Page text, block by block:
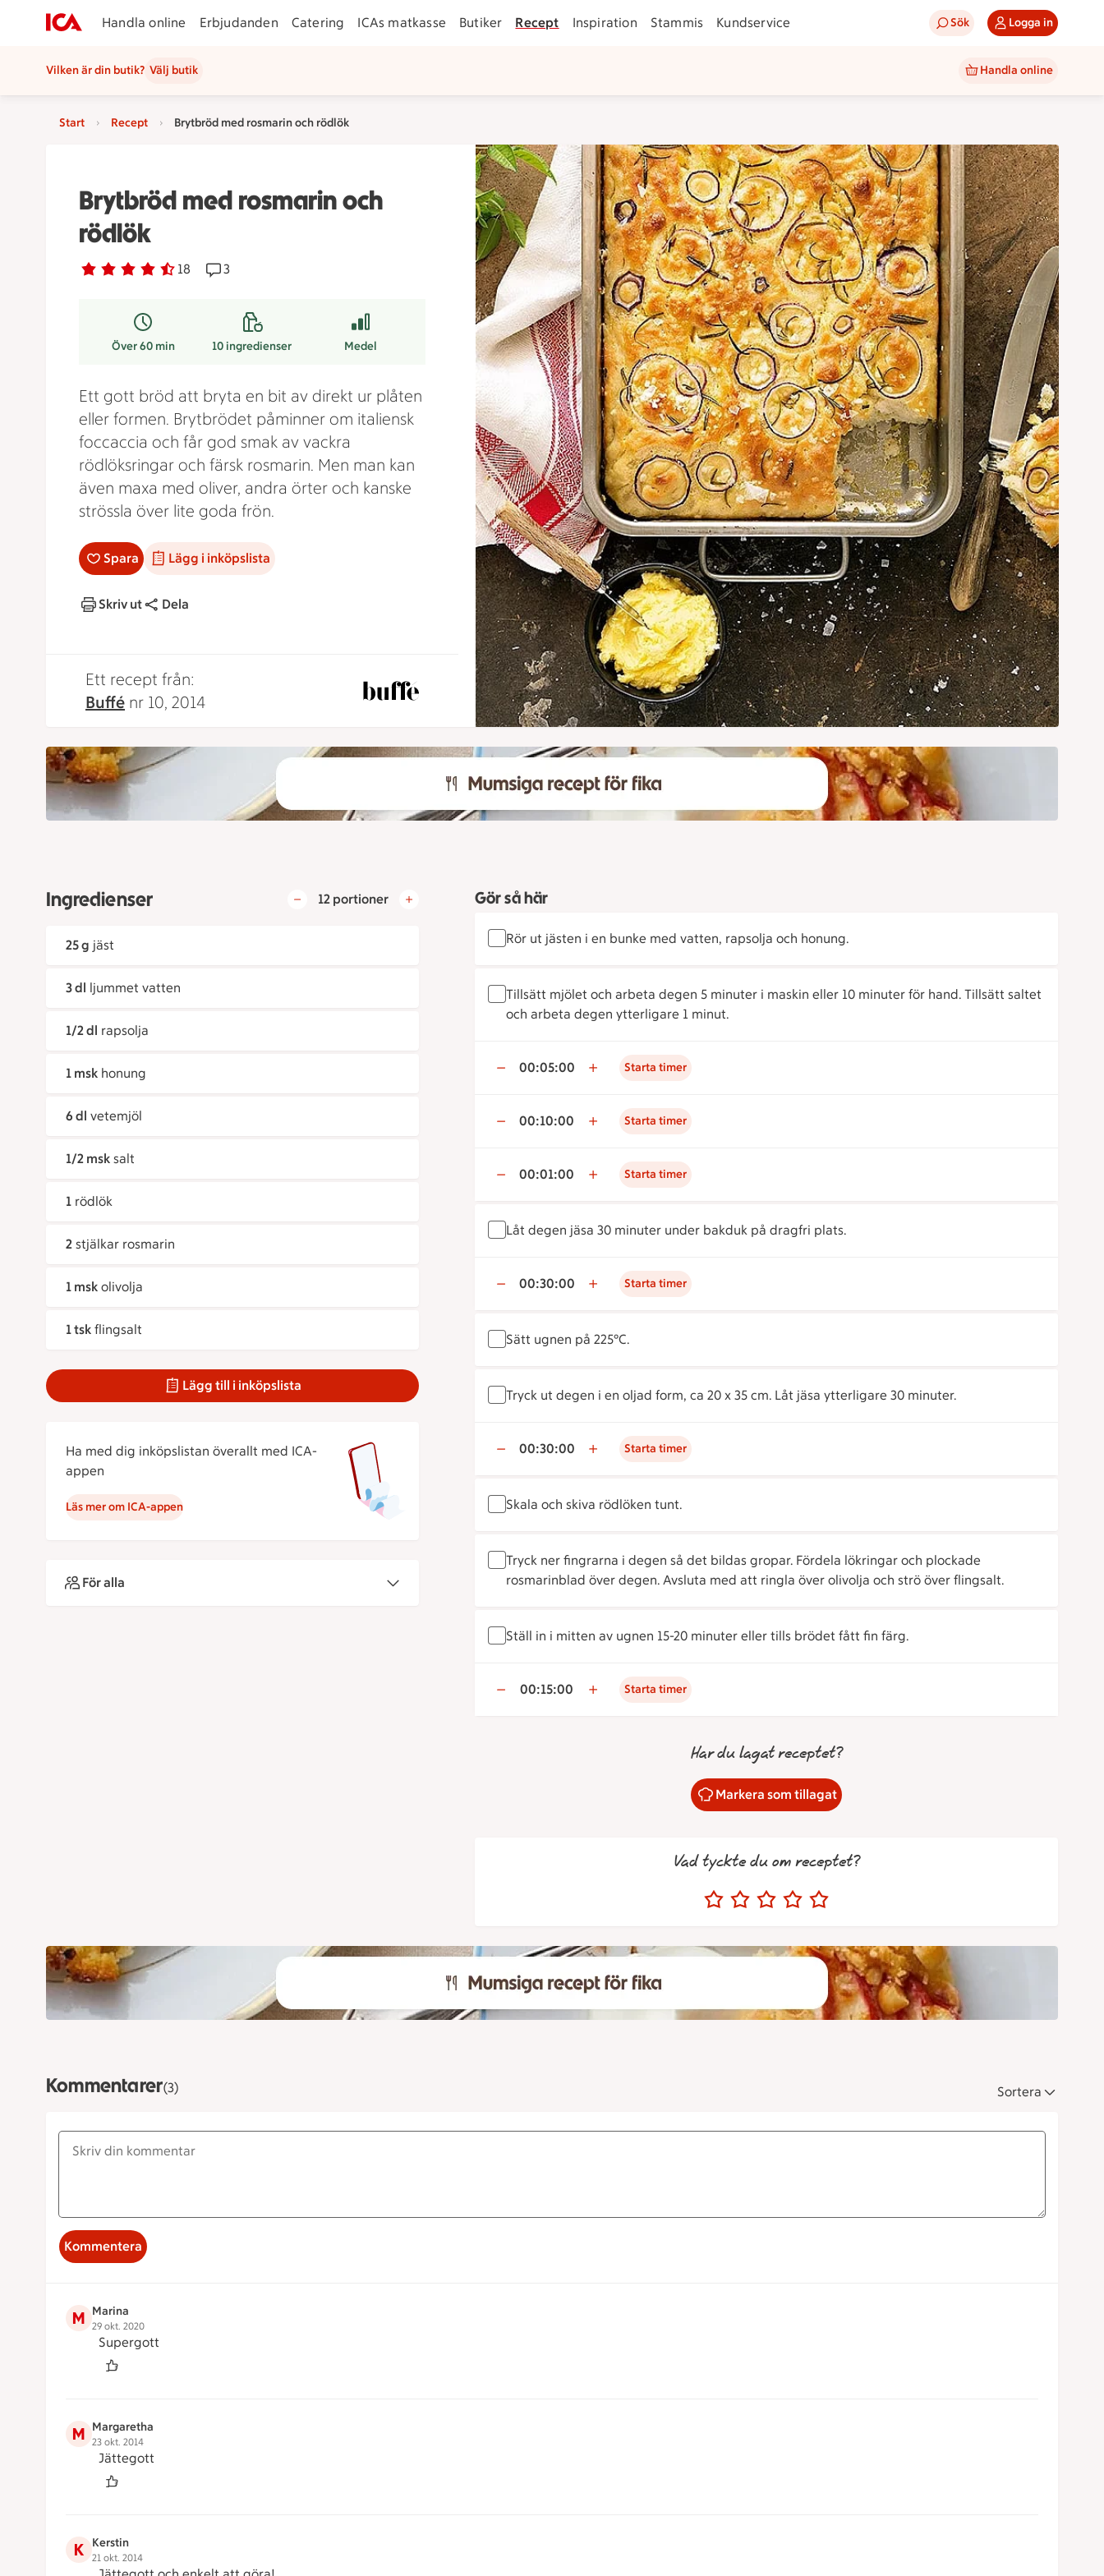
Handla online Erbjudanden Catering ICAs matkasse Butiker Recept Inspiration Stammis Kundservice Sök Logga in
Vilken är din butik? Välj butik Handla online
Start Recept Brytbröd med rosmarin och rödlök
Brytbröd med rosmarin och
rödlök
Betyg 4.3 av 5. 18
18 personer har röstatReceptet har 3 kommentarer
3
Över 60 min 10ingredienser Medel
Ett gott bröd att bryta en bit av direkt ur plåten
eller formen. Brytbrödet påminner om italiensk
foccaccia och får god smak av vackra
rödlöksringar och färsk rosmarin. Men man kan
även maxa med oliver, andra örter och kanske
strössla över lite goda frön.
Spara Lägg i inköpslista
Skriv ut Dela
Ett recept från:
Buffé nr 10, 2014
Ingredienser 12 portioner
25 g jäst
3 dl ljummet vatten
1/2 dl rapsolja
1 msk honung
6 dl vetemjöl
1/2 msk salt
1 rödlök
2 stjälkar rosmarin
1 msk olivolja
1 tsk flingsalt
Lägg till i inköpslista
Ha med dig inköpslistan överallt med ICA-
appen
Läs mer om ICA-appen
För alla
Gör så här
Rör ut jästen i en bunke med vatten, rapsolja och honung.
Tillsätt mjölet och arbeta degen 5 minuter i maskin eller 10 minuter för hand. Tillsätt saltet
och arbeta degen ytterligare 1 minut.
00:05:00 Starta timer
00:10:00 Starta timer
00:01:00 Starta timer
Låt degen jäsa 30 minuter under bakduk på dragfri plats.
00:30:00 Starta timer
Sätt ugnen på 225°C.
Tryck ut degen i en oljad form, ca 20 x 35 cm. Låt jäsa ytterligare 30 minuter.
00:30:00 Starta timer
Skala och skiva rödlöken tunt.
Tryck ner fingrarna i degen så det bildas gropar. Fördela lökringar och plockade
rosmarinblad över degen. Avsluta med att ringla över olivolja och strö över flingsalt.
Ställ in i mitten av ugnen 15-20 minuter eller tills brödet fått fin färg.
00:15:00 Starta timer
Har du lagat receptet?
Markera som tillagat
Vad tyckte du om receptet?
Kommentarer(3) Sortera
Kommentera
M Marina
29 okt. 2020
Supergott
M Margaretha
23 okt. 2014
Jättegott
K Kerstin
21 okt. 2014